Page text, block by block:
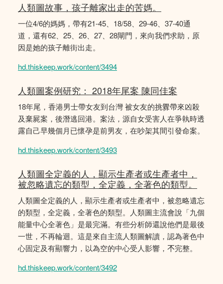
人類圖故事，孩子離家出走的苦媽。
一位4/6的媽媽，帶有21-45、18/58、29-46、37-40通
道，還有62、25、26、27、28閘門，來向我們求助，原
因是她的孩子離街出走。
hd.thiskeep.work/content/3494
人類圖案例研究： 2018年尾案 陳同佳案
18年尾，香港男士帶女友到台灣 被女友的挑釁帶來凶殺
及棄屍案，後潛逃回港。案法，源自女受害人在爭執時透
露自己早幾個月已懷孕是前男友，在吵架其間引發命案。
hd.thiskeep.work/content/3493
人類圖全定義的人，顯示生產者或生產者中，
被忽略遺忘的類型，全定義，全著色的類型。
人類圖全定義的人，顯示生產者或生產者中，被忽略遺忘
的類型，全定義，全著色的類型。人類圖主流會說「九個
能量中心全著色」是最完滿。有些分析師還說他們是最後
一世，不再輪迴。這是來自主流人類圖解讀，認為著色中
心固定及有顯響力，以為空的中心受人影響，𣎴完整。
hd.thiskeep.work/content/3492